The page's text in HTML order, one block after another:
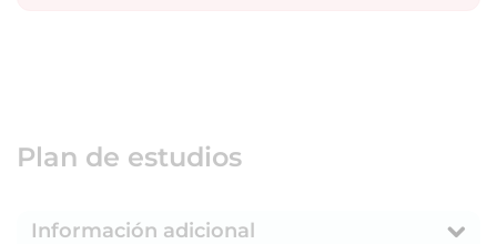
Plan de estudios
Información adicional